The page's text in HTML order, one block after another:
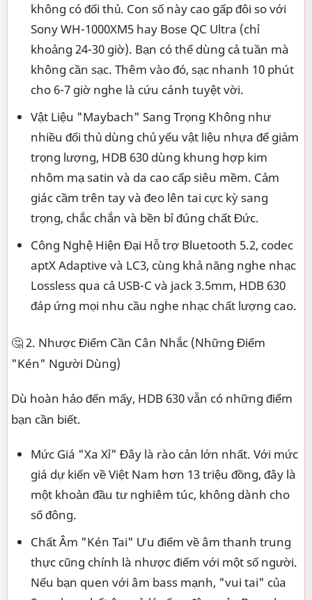
không có đối thủ. Con số này cao gấp đôi so với
Sony WH-1000XM5 hay Bose QC Ultra (chỉ
khoảng 24-30 giờ). Bạn có thể dùng cả tuần mà
không cần sạc. Thêm vào đó, sạc nhanh 10 phút
cho 6-7 giờ nghe là cứu cánh tuyệt vời.
Vật Liệu "Maybach" Sang Trọng Không như
nhiều đối thủ dùng chủ yếu vật liệu nhựa để giảm
trọng lượng, HDB 630 dùng khung hợp kim
nhôm mạ satin và da cao cấp siêu mềm. Cảm
giác cầm trên tay và đeo lên tai cực kỳ sang
trọng, chắc chắn và bền bỉ đúng chất Đức.
Công Nghệ Hiện Đại Hỗ trợ Bluetooth 5.2, codec
aptX Adaptive và LC3, cùng khả năng nghe nhạc
Lossless qua cả USB-C và jack 3.5mm, HDB 630
đáp ứng mọi nhu cầu nghe nhạc chất lượng cao.
🤔 2. Nhược Điểm Cần Cân Nhắc (Những Điểm
"Kén" Người Dùng)
Dù hoàn hảo đến mấy, HDB 630 vẫn có những điểm
bạn cần biết.
Mức Giá "Xa Xỉ" Đây là rào cản lớn nhất. Với mức
giá dự kiến về Việt Nam hơn 13 triệu đồng, đây là
một khoản đầu tư nghiêm túc, không dành cho
số đông.
Chất Âm "Kén Tai" Ưu điểm về âm thanh trung
thực cũng chính là nhược điểm với một số người.
Nếu bạn quen với âm bass mạnh, "vui tai" của